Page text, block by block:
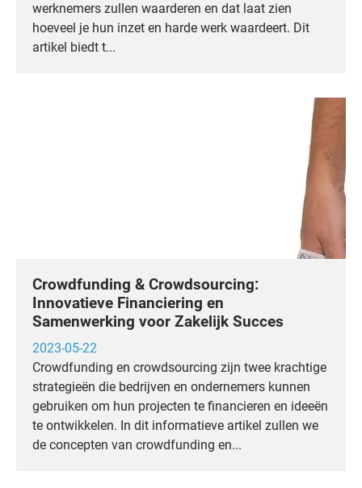
werknemers zullen waarderen en dat laat zien
hoeveel je hun inzet en harde werk waardeert. Dit
artikel biedt t...
Crowdfunding & Crowdsourcing:
Innovatieve Financiering en
Samenwerking voor Zakelijk Succes
2023-05-22
Crowdfunding en crowdsourcing zijn twee krachtige
strategieën die bedrijven en ondernemers kunnen
gebruiken om hun projecten te financieren en ideeën
te ontwikkelen. In dit informatieve artikel zullen we
de concepten van crowdfunding en...